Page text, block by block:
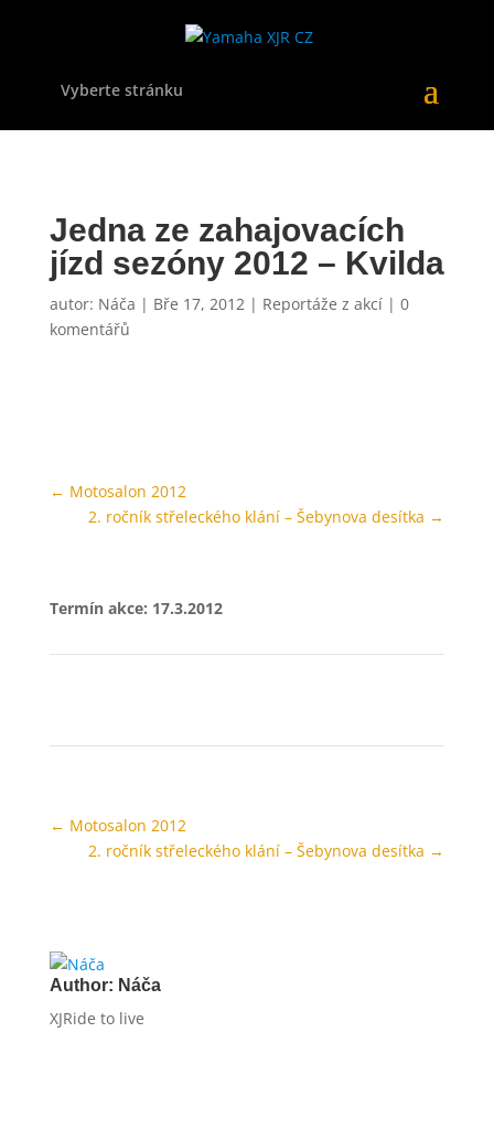
Vyberte stránku
Jedna ze zahajovacích
jízd sezóny 2012 – Kvilda
autor: Náča | Bře 17, 2012| Reportáže z akcí| 0
komentářů
← Motosalon 2012
2. ročník střeleckého klání – Šebynova desítka →
Termín akce: 17.3.2012
← Motosalon 2012
2. ročník střeleckého klání – Šebynova desítka →
Author: Náča
XJRide to live